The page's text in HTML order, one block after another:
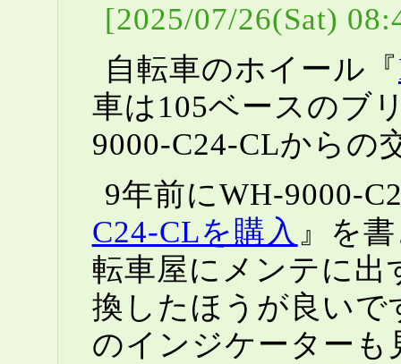
[2025/07/26(Sat)
自転車のホイール『
車は105ベースのブ
9000-C24-CLからの
9年前にWH-9000-
C24-CLを購入 』を
転車屋にメンテに
換したほうが良い
のインジケーター